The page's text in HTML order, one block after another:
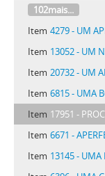
102mais...
Item 4279 - UM
Item 13052 - UM NOVO
Item 20732 - UM
Item 6815 - UMA
Item 17951 - PROCESSO PARA
Item 6671 -
Item 13145 - UMA